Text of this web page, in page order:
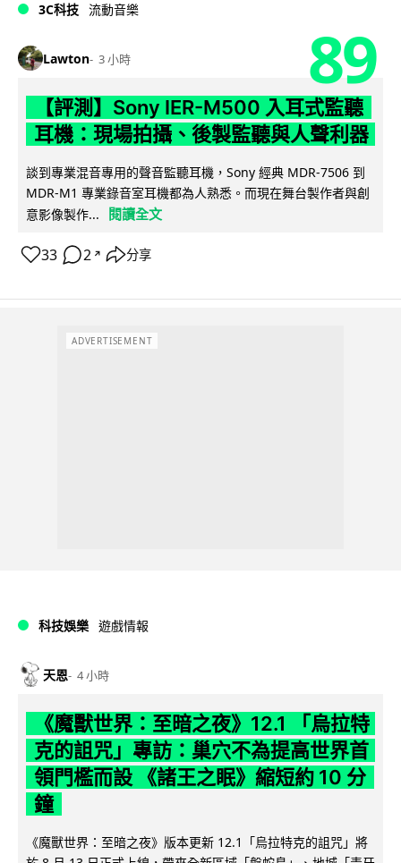
3C科技 流動音樂
Lawton 3 小時 89
【評測】Sony IER-M500 入耳式監聽
耳機：現場拍攝、後製監聽與人聲利器
談到專業混音專用的聲音監聽耳機，Sony 經典 MDR-7506 到
MDR-M1 專業錄音室耳機都為人熟悉。而現在舞台製作者與創
意影像製作...
閱讀全文
33 2 ↗ 分享
ADVERTISEMENT
科技娛樂 遊戲情報
天恩 4 小時
《魔獸世界：至暗之夜》12.1 「烏拉特
克的詛咒」專訪：巢穴不為提高世界首
領門檻而設 《諸王之眠》縮短約 10 分
鐘
《魔獸世界：至暗之夜》版本更新 12.1「烏拉特克的詛咒」將